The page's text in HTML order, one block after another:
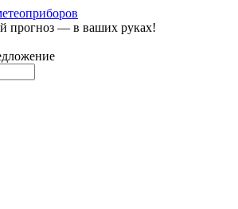
прогноз — в ваших руках!